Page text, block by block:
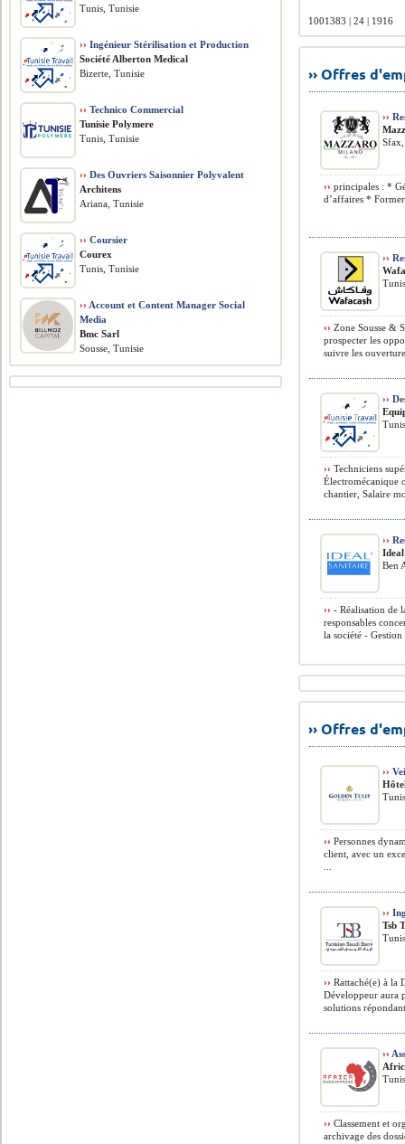
1001383 | 24 | 1916
›› Offres
››
›› principales : *
d’affaires *
››
›› Zone Sousse &
prospecter les
suivre les
››
›› Techniciens
Électromécanique
chantier, Salaire
››
Ben
›› - Réalisation de
responsables
la société - Gestion
›› Offres
››
›› Personnes
client, avec un
››
Tsb
›› Rattaché(e) à la
Développeur aura
solutions
››
›› Classement et
archivage des
Tunis, Tunisie
›› Ingénieur Stérilisation et Production
Société Alberton Medical
Bizerte, Tunisie
›› Technico Commercial
Tunisie Polymere
Tunis, Tunisie
›› Des Ouvriers Saisonnier Polyvalent
Architens
Ariana, Tunisie
›› Coursier
Courex
Tunis, Tunisie
›› Account et Content Manager Social
Media
Bmc Sarl
Sousse, Tunisie